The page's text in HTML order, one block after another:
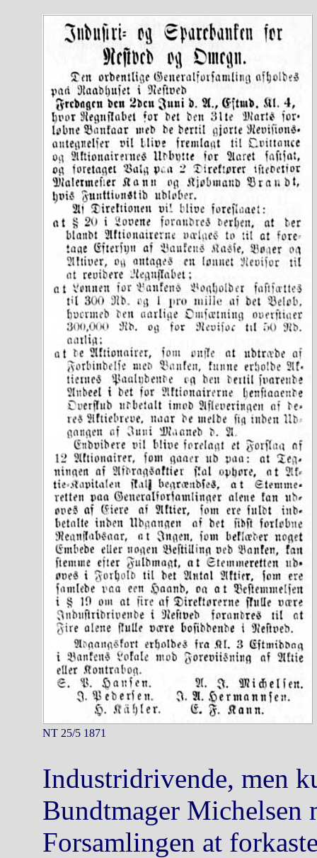
NT 25/5 1871
Industridrivende, men
Bundtmager Michelsen
Forsamlingen at